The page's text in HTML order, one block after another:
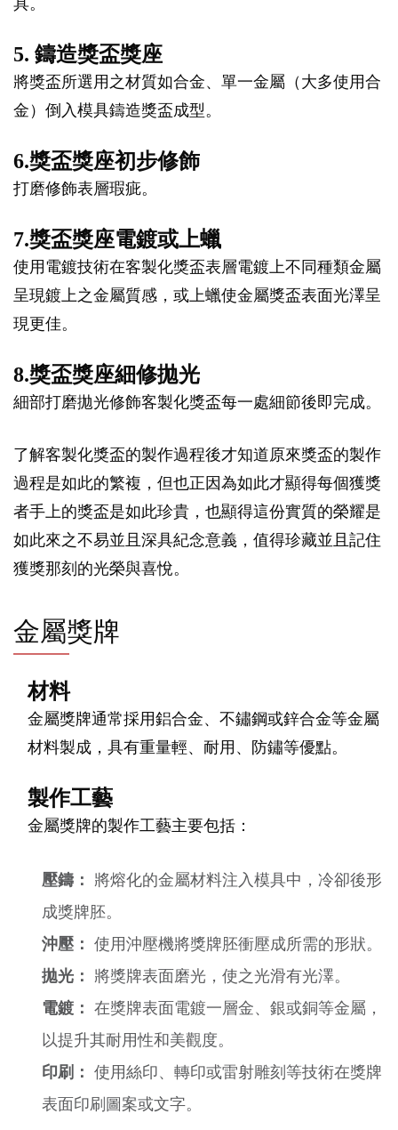
5. 鑄造獎盃獎座
將獎盃所選用之材質如合金、單一金屬（大多使用合
金）倒入模具鑄造獎盃成型。
6.獎盃獎座初步修飾
打磨修飾表層瑕疵。
7.獎盃獎座電鍍或上蠟
使用電鍍技術在客製化獎盃表層電鍍上不同種類金屬
呈現鍍上之金屬質感，或上蠟使金屬獎盃表面光澤呈
現更佳。
8.獎盃獎座細修拋光
細部打磨拋光修飾客製化獎盃每一處細節後即完成。
了解客製化獎盃的製作過程後才知道原來獎盃的製作
過程是如此的繁複，但也正因為如此才顯得每個獲獎
者手上的獎盃是如此珍貴，也顯得這份實質的榮耀是
如此來之不易並且深具紀念意義，值得珍藏並且記住
獲獎那刻的光榮與喜悅。
金屬獎牌
材料
金屬獎牌通常採用鋁合金、不鏽鋼或鋅合金等金屬
材料製成，具有重量輕、耐用、防鏽等優點。
製作工藝
金屬獎牌的製作工藝主要包括：
壓鑄：
將熔化的金屬材料注入模具中，冷卻後形
成獎牌胚。
沖壓： 使用沖壓機將獎牌胚衝壓成所需的形狀。
拋光：
將獎牌表面磨光，使之光滑有光澤。
電鍍： 在獎牌表面電鍍一層金、銀或銅等金屬，
以提升其耐用性和美觀度。
印刷： 使用絲印、轉印或雷射雕刻等技術在獎牌
表面印刷圖案或文字。